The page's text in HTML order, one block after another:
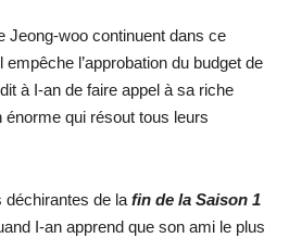
Jeong-woo continuent dans ce
empêche l’approbation du budget de
à I-an de faire appel à sa riche
énorme qui résout tous leurs
déchirantes de la fin de la Saison 1
I-an apprend que son ami le plus